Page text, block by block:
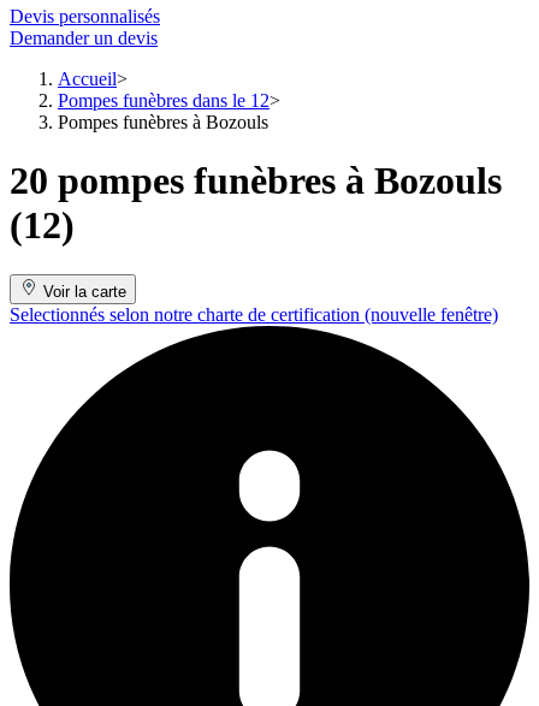
Devis personnalisés
Demander un devis
Accueil
Pompes funèbres dans le 12
Pompes funèbres à Bozouls
20 pompes funèbres à Bozouls
(12)
Voir la carte
Selectionnés selon notre charte de certification (nouvelle fenêtre)